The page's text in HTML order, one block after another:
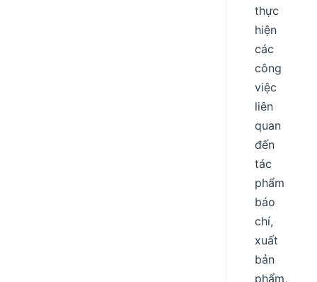
thực
hiện
các
công
việc
liên
quan
đến
tác
phẩm
báo
chí,
xuất
bản
phẩm,